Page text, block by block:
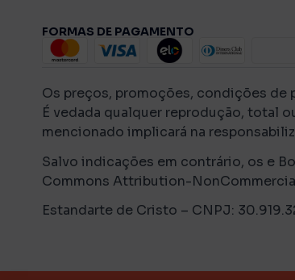
FORMAS DE PAGAMENTO
Os preços, promoções, condições de
É vedada qualquer reprodução, total
mencionado implicará na
Salvo indicações em contrário, os e
Commons Attribution-
Estandarte de Cristo – CNPJ: